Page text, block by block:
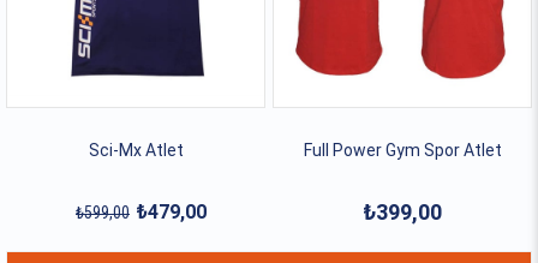
Sci-Mx Atlet
₺479,00
₺599,00
Full Power Gym Spor Atlet
₺399,00